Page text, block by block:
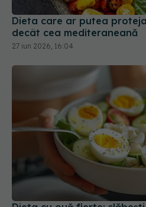
decât cea mediteraneană
27 iun 2026, 16:04
Dieta cu ouă fierte:
mit? De ce o adoră